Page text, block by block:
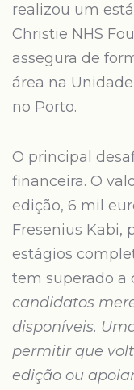
realizou um
Christie NHS
assegura de
área na
no Porto.
O principal
financeira. O
edição, 6 mil
Fresenius Kabi,
estágios
tem superado a
candidatos
disponíveis.
permitir que
edição ou